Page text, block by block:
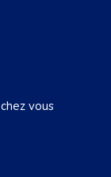
vous